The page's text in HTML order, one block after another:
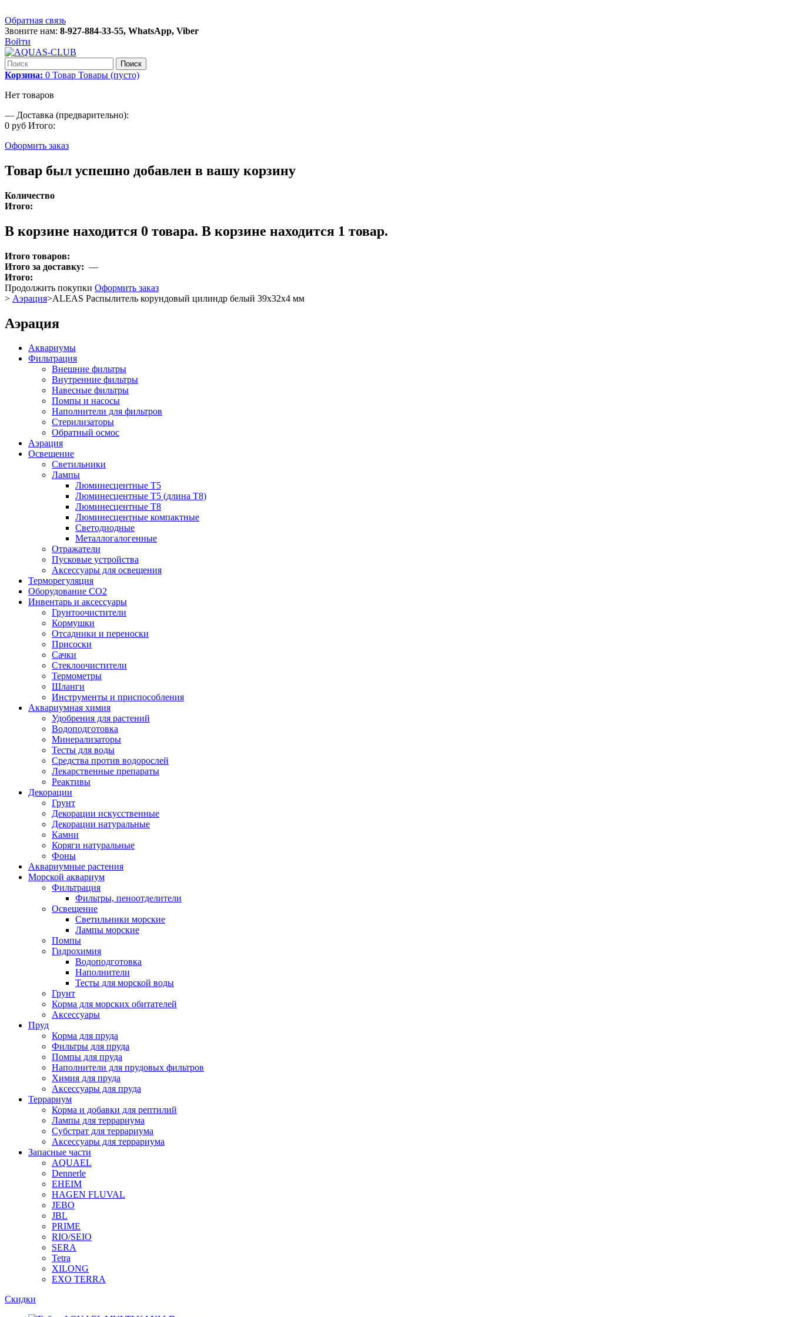
Обратная связь
Звоните нам: 8-927-884-33-55, WhatsApp, Viber
Войти
Поиск
Корзина: 0 Товар Товары (пусто)
Нет товаров
— Доставка (предварительно):
0 руб Итого:
Оформить заказ
Товар был успешно добавлен в вашу корзину
Количество
Итого:
В корзине находится 0 товара. В корзине находится 1 товар.
Итого товаров:
Итого за доставку: —
Итого:
Продолжить покупки Оформить заказ
> Аэрация>ALEAS Распылитель корундовый цилиндр белый 39x32x4 мм
Аэрация
Аквариумы
Фильтрация
Внешние фильтры
Внутренние фильтры
Навесные фильтры
Помпы и насосы
Наполнители для фильтров
Стерилизаторы
Обратный осмос
Аэрация
Освещение
Светильники
Лампы
Люминесцентные T5
Люминесцентные T5 (длина T8)
Люминесцентные T8
Люминесцентные компактные
Светодиодные
Металлогалогенные
Отражатели
Пусковые устройства
Аксессуары для освещения
Терморегуляция
Оборудование CO2
Инвентарь и аксессуары
Грунтоочистители
Кормушки
Отсадники и переноски
Присоски
Сачки
Стеклоочистители
Термометры
Шланги
Инструменты и приспособления
Аквариумная химия
Удобрения для растений
Водоподготовка
Минерализаторы
Тесты для воды
Средства против водорослей
Лекарственные препараты
Реактивы
Декорации
Грунт
Декорации искусственные
Декорации натуральные
Камни
Коряги натуральные
Фоны
Аквариумные растения
Морской аквариум
Фильтрация
Фильтры, пеноотделители
Освещение
Светильники морские
Лампы морские
Помпы
Гидрохимия
Водоподготовка
Наполнители
Тесты для морской воды
Грунт
Корма для морских обитателей
Аксессуары
Пруд
Корма для пруда
Фильтры для пруда
Помпы для пруда
Наполнители для прудовых фильтров
Химия для пруда
Аксессуары для пруда
Террариум
Корма и добавки для рептилий
Лампы для террариума
Субстрат для террариума
Аксессуары для террариума
Запасные части
AQUAEL
Dennerle
EHEIM
HAGEN FLUVAL
JEBO
JBL
PRIME
RIO/SEIO
SERA
Tetra
XILONG
EXO TERRA
Скидки